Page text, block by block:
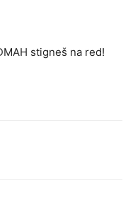
stigneš na red!